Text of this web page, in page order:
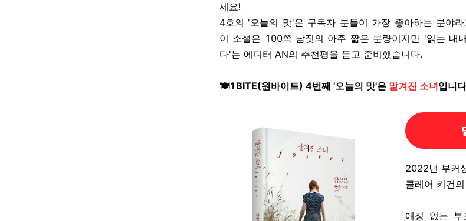
세요!
4호의 '오늘의 맛'은 구독자 분들이 가장 좋아하는 분야
이 소설은 100쪽 남짓의 아주 짧은 분량이지만 '읽는 내
다'는 에디터 AN의 추천평을 듣고 준비했습니다.
🍽️1BITE(원바이트) 4번째 '오늘의 맛'은 맡겨진 소녀입니
2022년 부커
클레어 키건
애정 없는 부